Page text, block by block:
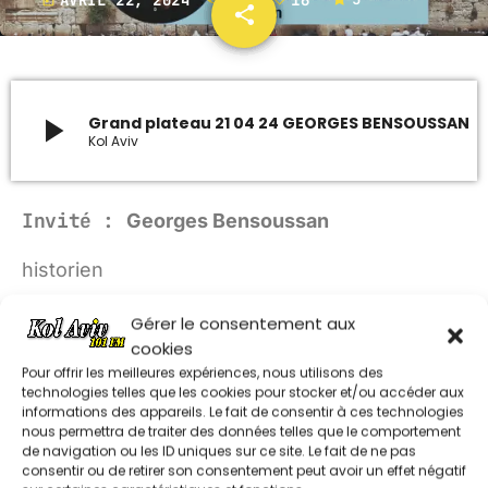
Gérer le consentement aux
cookies
Pour offrir les meilleures expériences, nous utilisons des
technologies telles que les cookies pour stocker et/ou accéder aux
informations des appareils. Le fait de consentir à ces technologies
nous permettra de traiter des données telles que le comportement
de navigation ou les ID uniques sur ce site. Le fait de ne pas
consentir ou de retirer son consentement peut avoir un effet négatif
ARCHIVES
janvier 2024
septembre 2023
UPCOMING SHOWS
MUSIQUE CHABBATIQUE
07:00 - 08:00
share
16
email
play_arrow Grand plateau 21 04 24 GEORGES BENSOUSSAN
Kol Aviv
Invité : Georges Bensoussan
historien
LES AUTRES RUBRIQUES DE SHAVOUA TOV
EDITO DE SARAH CATTAN 050726